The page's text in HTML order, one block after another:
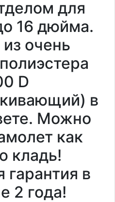
для
16 дюйма.
очень
D
в
Можно
как
кладь!
гарантия в
2 года!